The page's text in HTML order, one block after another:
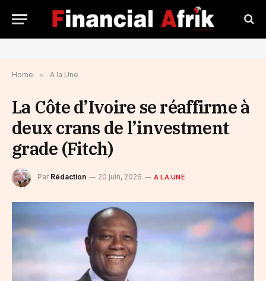
Home » A la Une
La Côte d’Ivoire se réaffirme à
deux crans de l’investment
grade (Fitch)
Par Rédaction 20 juin, 2026 A LA UNE